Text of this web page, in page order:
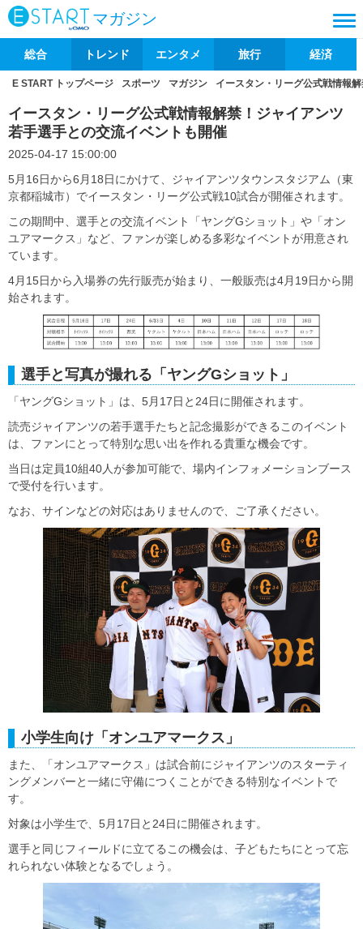
マガジン
総合 トレンド エンタメ 旅行 経済
E START トップページ スポーツ マガジン イースタン・リーグ公式戦情報
イースタン・リーグ公式戦情報解禁！ジャイアンツ
若手選手との交流イベントも開催
2025-04-17 15:00:00
5月16日から6月18日にかけて、ジャイアンツタウンスタジアム（東
京都稲城市）でイースタン・リーグ公式戦10試合が開催されます。
この期間中、選手との交流イベント「ヤングGショット」や「オン
ユアマークス」など、ファンが楽しめる多彩なイベントが用意され
ています。
4月15日から入場券の先行販売が始まり、一般販売は4月19日から開
始されます。
選手と写真が撮れる「ヤングGショット」
「ヤングGショット」は、5月17日と24日に開催されます。
読売ジャイアンツの若手選手たちと記念撮影ができるこのイベント
は、ファンにとって特別な思い出を作れる貴重な機会です。
当日は定員10組40人が参加可能で、場内インフォメーションブース
で受付を行います。
なお、サインなどの対応はありませんので、ご了承ください。
小学生向け「オンユアマークス」
また、「オンユアマークス」は試合前にジャイアンツのスターティ
ングメンバーと一緒に守備につくことができる特別なイベントで
す。
対象は小学生で、5月17日と24日に開催されます。
選手と同じフィールドに立てるこの機会は、子どもたちにとって忘
れられない体験となるでしょう。